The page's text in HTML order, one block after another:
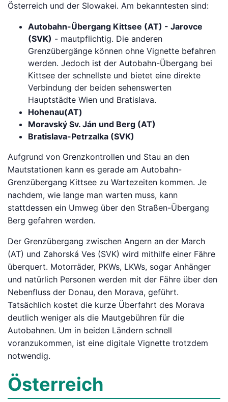
Österreich und der Slowakei. Am bekanntesten sind:
Autobahn-Übergang Kittsee (AT) - Jarovce
(SVK) - mautpflichtig. Die anderen
Grenzübergänge können ohne Vignette befahren
werden. Jedoch ist der Autobahn-Übergang bei
Kittsee der schnellste und bietet eine direkte
Verbindung der beiden sehenswerten
Hauptstädte Wien und Bratislava.
Hohenau(AT)
Moravský Sv. Ján und Berg (AT)
Bratislava-Petrzalka (SVK)
Aufgrund von Grenzkontrollen und Stau an den
Mautstationen kann es gerade am Autobahn-
Grenzübergang Kittsee zu Wartezeiten kommen. Je
nachdem, wie lange man warten muss, kann
stattdessen ein Umweg über den Straßen-Übergang
Berg gefahren werden.
Der Grenzübergang zwischen Angern an der March
(AT) und Zahorská Ves (SVK) wird mithilfe einer Fähre
überquert. Motorräder, PKWs, LKWs, sogar Anhänger
und natürlich Personen werden mit der Fähre über den
Nebenfluss der Donau, den Morava, geführt.
Tatsächlich kostet die kurze Überfahrt des Morava
deutlich weniger als die Mautgebühren für die
Autobahnen. Um in beiden Ländern schnell
voranzukommen, ist eine digitale Vignette trotzdem
notwendig.
Österreich